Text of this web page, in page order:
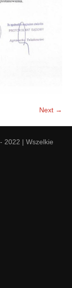
Next →
2022 | Wszelkie